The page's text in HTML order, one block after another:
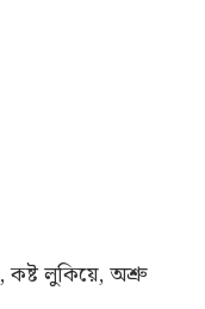
কষ্ট লুকিয়ে, অশ্রু